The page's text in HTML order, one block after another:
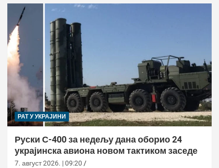
РАТ У УКРАЈИНИ
Руски С-400 за недељу дана оборио 24
украјинска авиона новом тактиком заседе
7. август 2026. | 09:20